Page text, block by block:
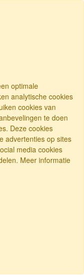
optimale
analytische cookies
cookies van
te doen
Deze cookies
advertenties op sites
media cookies
Meer informatie